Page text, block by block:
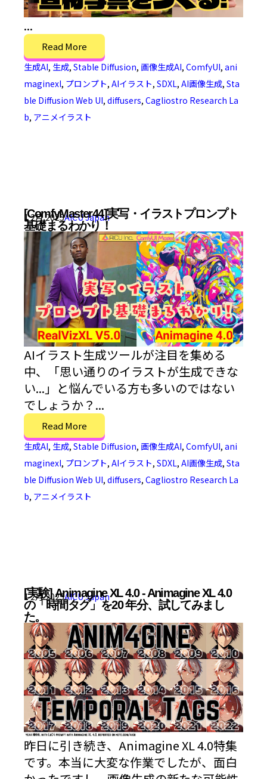
...
Read More
生成AI, 生成, Stable Diffusion, 画像生成AI, ComfyUI, ani
maginexl, プロンプト, AIイラスト, SDXL, AI画像生成, Sta
ble Diffusion Web UI, diffusers, Cagliostro Research La
b, アニメイラスト
[ComfyMaster44]実写・イラストプロンプト
基礎まるわかり！
1 2月 2025AICU Japan
AIイラスト生成ツールが注目を集める
中、「思い通りのイラストが生成できな
い...」と悩んでいる方も多いのではない
でしょうか？...
Read More
生成AI, 生成, Stable Diffusion, 画像生成AI, ComfyUI, ani
maginexl, プロンプト, AIイラスト, SDXL, AI画像生成, Sta
ble Diffusion Web UI, diffusers, Cagliostro Research La
b, アニメイラスト
[実験] Animagine XL 4.0 - Animagine XL 4.0
の「時間タグ」を20 年分、試してみまし
た。
1 2月 2025AICU Japan
昨日に引き続き、Animagine XL 4.0特集
です。本当に大変な作業でしたが、面白